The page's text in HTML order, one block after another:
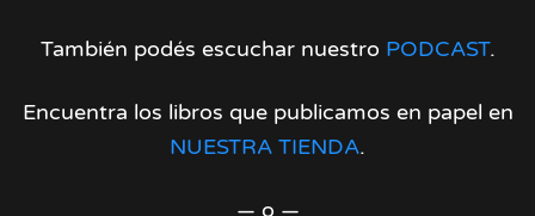
También podés escuchar nuestro PODCAST.
Encuentra los libros que publicamos en papel en
NUESTRA TIENDA.
— o —